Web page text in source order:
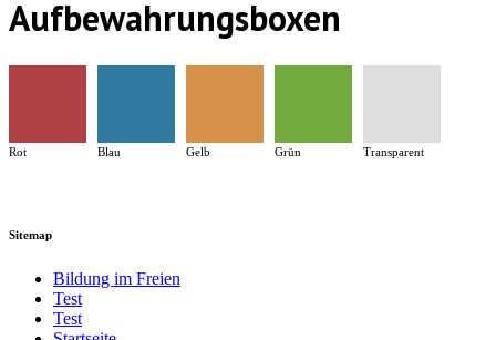
Aufbewahrungsboxen
Rot Blau Gelb Grün Transparent
Sitemap
Bildung im Freien
Test
Test